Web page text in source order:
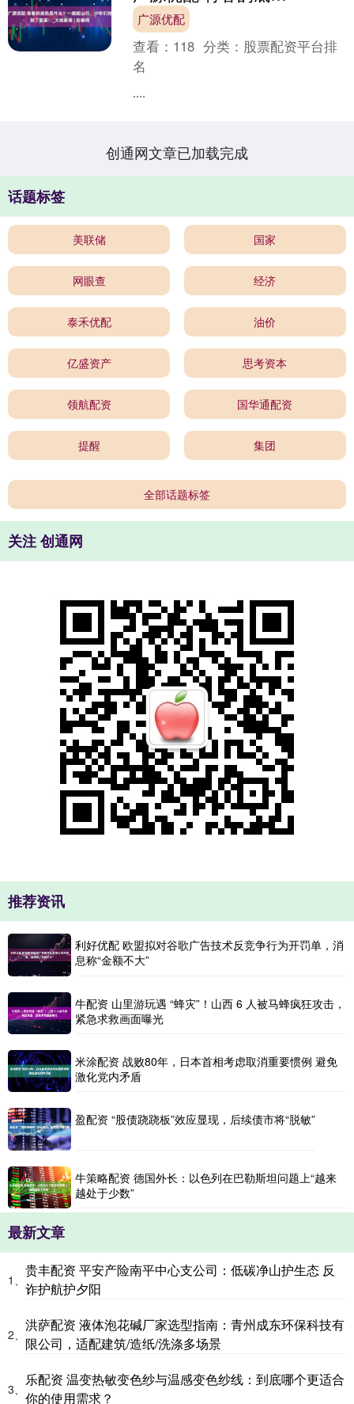
广源优配
查看： 118 分类： 股票配资平台排
名
....
创通网文章已加载完成
话题标签
美联储 国家
网眼查 经济
泰禾优配 油价
亿盛资产 思考资本
领航配资 国华通配资
提醒 集团
全部话题标签
关注 创通网
推荐资讯
利好优配 欧盟拟对谷歌广告技术反竞争行为开罚单，消
息称“金额不大”
牛配资 山里游玩遇 “蜂灾”！山西 6 人被马蜂疯狂攻击，
紧急求救画面曝光
米涂配资 战败80年，日本首相考虑取消重要惯例 避免
激化党内矛盾
盈配资 “股债跷跷板”效应显现，后续债市将“脱敏”
牛策略配资 德国外长：以色列在巴勒斯坦问题上“越来
越处于少数”
最新文章
1、
贵丰配资 平安产险南平中心支公司：低碳净山护生态 反
诈护航护夕阳
2、
洪萨配资 液体泡花碱厂家选型指南：青州成东环保科技有
限公司，适配建筑/造纸/洗涤多场景
3、
乐配资 温变热敏变色纱与温感变色纱线：到底哪个更适合
你的使用需求？